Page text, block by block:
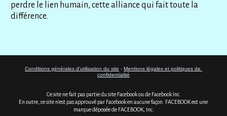
perdre le lien humain, cette alliance qui fait toute la
différence.
Conditions générales d'utilisation du site - Mentions légales et politiques de
confidentialité
Ce site ne fait pas partie du site Facebook ou de Facebook Inc.
En outre, ce site n'est pas approuvé par Facebook en aucune façon. FACEBOOK est une
marque déposée de FACEBOOK, Inc.